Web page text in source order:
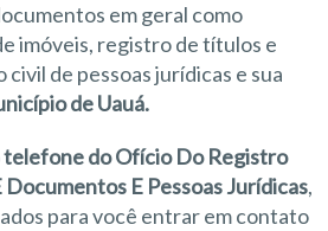
em geral como
imóveis, registro de títulos e
de pessoas jurídicas e sua
de Uauá.
telefone do Ofício Do Registro
E Pessoas Jurídicas,
para você entrar em contato